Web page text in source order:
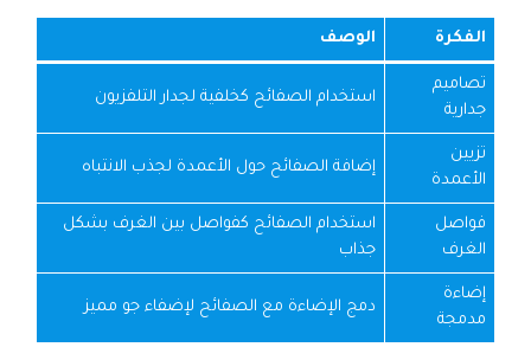
الفكرة الوصف
تصاميم
جدارية
استخدام الصفائح كخلفية لجدار التلفزيون
تزيين
الأعمدة
إضافة الصفائح حول الأعمدة لجذب الانتباه
فواصل
الغرف
استخدام الصفائح كفواصل بين الغرف بشكل
جذاب
إضاءة
مدمجة
دمج الإضاءة مع الصفائح لإضفاء جو مميز